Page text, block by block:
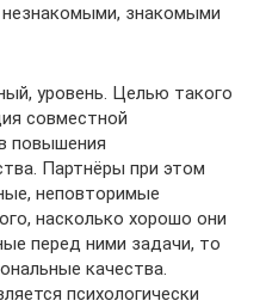
знакомыми
уровень. Целью такого
совместной
повышения
Партнёры при этом
неповторимые
насколько хорошо они
перед ними задачи, то
качества.
психологически